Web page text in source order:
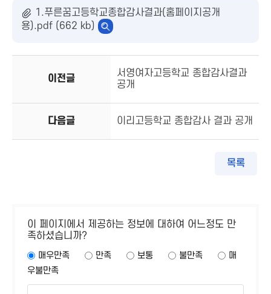
1.푸른꿈고등학교종합감사결과(홈페이지공개
용).pdf (662 kb)
이전글
서영여자고등학교 종합감사결과
공개
다음글 이리고등학교 종합감사 결과 공개
목록
이 페이지에서 제공하는 정보에 대하여 어느정도 만
족하셨습니까?
매우만족 만족 보통 불만족
매
우불만족